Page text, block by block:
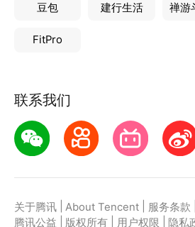
豆包 建行生活 禅游
FitPro
联系我们
关于腾讯 About Tencent 服务条款
腾讯公益
版权所有 用户权限 隐私